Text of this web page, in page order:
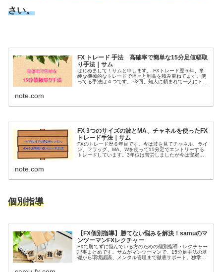
さい。
FX トレード 手法 高確率で簡単な15分足値幅取
り手法｜サム
はじめまして！サムと申します。 FXトレード歴５年、単
純な機械的なトレードで坦々と利益を積み重ねてます。使
ってる手法は４つです。 今回、知人に頼まれて一人にトレ
note.com
FX 3つのサイズの波とMA、チャネルを使ったFX
トレード手法｜サム
FXのトレード歴６年目です。今は波を見てチャネル、ライ
ン、フラッグ、MA、Wを使って15分足でエントリーする
トレードしています。3年位は苦労しましたが今は安定し
note.com
個別指導
【FX個別指導】勝てない悩みを解決！samuのマ
ンツーマンFXレクチャー
FXで勝てずに悩んでいる方のための個別指導・レクチャー
記事まとめです。サムがマンツーマンで、15分足手法の基
礎から環境認識、メンタル管理まで徹底サポート。独学で